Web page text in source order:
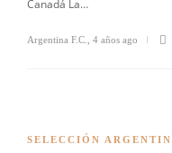
Canadá La…
Argentina F.C. 4 años ago
SELECCIÓN